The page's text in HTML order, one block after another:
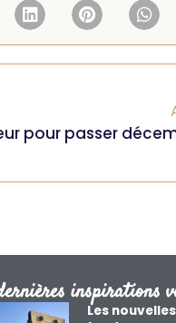
pour passer
inspirations
Les